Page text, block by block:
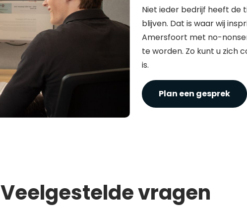
Niet ieder bedrijf heeft de
blijven. Dat is waar wij
Amersfoort met no-
te worden. Zo kunt u zich
is.
Plan een gesprek
Veelgestelde vragen